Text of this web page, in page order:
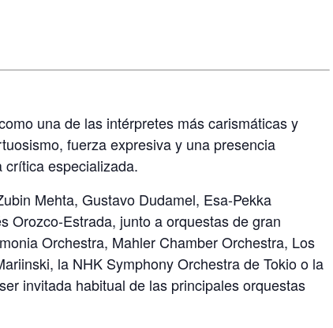
una de las intérpretes más carismáticas y
fuerza expresiva y una presencia
especializada.
Mehta, Gustavo Dudamel, Esa-Pekka
Orozco-Estrada, junto a orquestas de gran
Orchestra, Mahler Chamber Orchestra, Los
la NHK Symphony Orchestra de Tokio o la
invitada habitual de las principales orquestas